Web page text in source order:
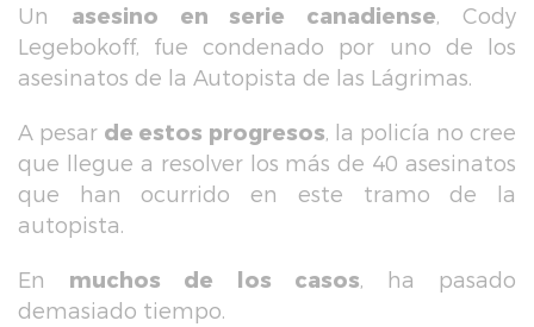
Un asesino en serie canadiense, Cody
Legebokoff, fue condenado por uno de los
asesinatos de la Autopista de las Lágrimas.
A pesar de estos progresos, la policía no cree
que llegue a resolver los más de 40 asesinatos
que han ocurrido en este tramo de la
autopista.
En muchos de los casos, ha pasado
demasiado tiempo.